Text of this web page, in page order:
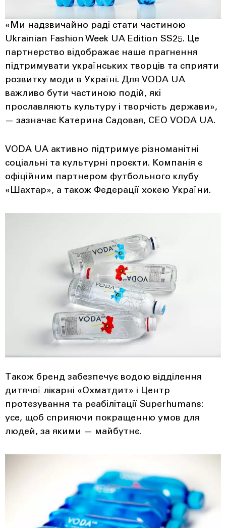
«Ми надзвичайно раді стати частиною
Ukrainian Fashion Week UA Edition SS25. Це
партнерство відображає наше прагнення
підтримувати українських творців та сприяти
розвитку моди в Україні. Для VODA UA
важливо бути частиною подій, які
прославляють культуру і творчість держави»,
— зазначає Катерина Садовая, СЕО VODA UA.
VODA UA активно підтримує різноманітні
соціальні та культурні проєкти. Компанія є
офіційним партнером футбольного клубу
«Шахтар», а також Федерації хокею України.
Також бренд забезпечує водою відділення
дитячої лікарні «Охматдит» і Центр
протезування та реабілітації Superhumans:
усе, щоб сприяючи покращенню умов для
людей, за якими — майбутнє.